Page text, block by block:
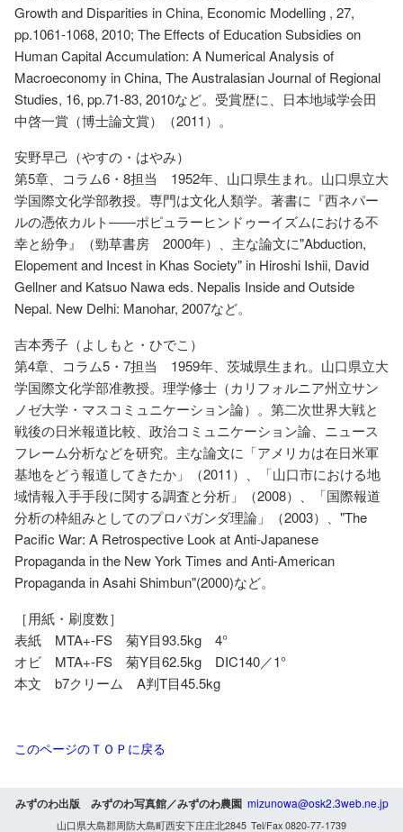
Growth and Disparities in China, Economic Modelling , 27,
pp.1061-1068, 2010; The Effects of Education Subsidies on
Human Capital Accumulation: A Numerical Analysis of
Macroeconomy in China, The Australasian Journal of Regional
Studies, 16, pp.71-83, 2010など。受賞歴に、日本地域学会田
中啓一賞（博士論文賞）（2011）。
安野早己（やすの・はやみ）
第5章、コラム6・8担当 1952年、山口県生まれ。山口県立大
学国際文化学部教授。専門は文化人類学。著書に『西ネパー
ルの憑依カルト――ポピュラーヒンドゥーイズムにおける不
幸と紛争』（勁草書房 2000年）、主な論文に"Abduction,
Elopement and Incest in Khas Society" in Hiroshi Ishii, David
Gellner and Katsuo Nawa eds. Nepalis Inside and Outside
Nepal. New Delhi: Manohar, 2007など。
吉本秀子（よしもと・ひでこ）
第4章、コラム5・7担当 1959年、茨城県生まれ。山口県立大
学国際文化学部准教授。理学修士（カリフォルニア州立サン
ノゼ大学・マスコミュニケーション論）。第二次世界大戦と
戦後の日米報道比較、政治コミュニケーション論、ニュース
フレーム分析などを研究。主な論文に「アメリカは在日米軍
基地をどう報道してきたか」（2011）、「山口市における地
域情報入手手段に関する調査と分析」（2008）、「国際報道
分析の枠組みとしてのプロパガンダ理論」（2003）、"The
Pacific War: A Retrospective Look at Anti-Japanese
Propaganda in the New York Times and Anti-American
Propaganda in Asahi Shimbun"(2000)など。
［用紙・刷度数］
表紙 MTA+-FS 菊Y目93.5kg 4°
オビ MTA+-FS 菊Y目62.5kg DIC140／1°
本文 b7クリーム A判T目45.5kg
このページのＴＯＰに戻る
みずのわ出版 みずのわ写真館／みずのわ農園 mizunowa@osk2.3web.ne.jp
山口県大島郡周防大島町西安下庄庄北2845 Tel/Fax 0820-77-1739